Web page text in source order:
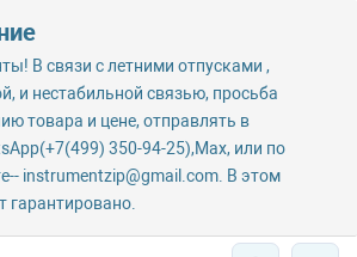
В связи с летними отпусками ,
и нестабильной связью, просьба
товара и цене, отправлять в
350-94-25),Max, или по
instrumentzip@gmail.com. В этом
гарантировано.